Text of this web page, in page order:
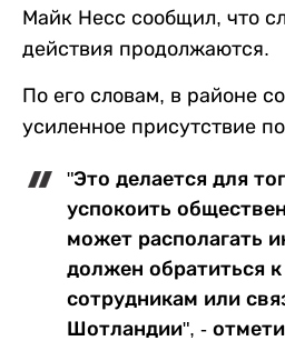
Майк Несс сообщил, что
действия продолжаются.
По его словам, в районе
усиленное присутствие
"Это делается для
успокоить
может располагать
должен обратиться
сотрудникам или
Шотландии", -